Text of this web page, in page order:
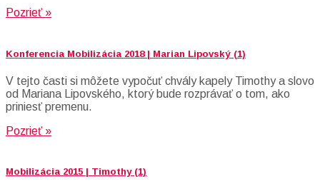
Pozrieť »
Konferencia Mobilizácia 2018 | Marian Lipovský (1)
V tejto časti si môžete vypočuť chvály kapely Timothy a slovo
od Mariana Lipovského, ktorý bude rozprávať o tom, ako
priniesť premenu.
Pozrieť »
Mobilizácia 2015 | Timothy (1)